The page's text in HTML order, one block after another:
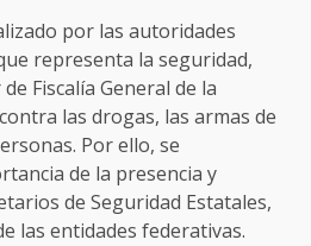
por las autoridades
representa la seguridad,
Fiscalía General de la
las drogas, las armas de
Por ello, se
de la presencia y
de Seguridad Estatales,
las entidades federativas.